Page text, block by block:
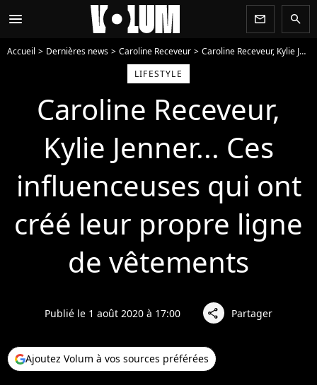
menu newsletter search
Accueil Dernières news Caroline Receveur
Caroline Receveur, Kylie Jenner... Ces influenceuses qui ont créé leur propre ligne de vêtements
LIFESTYLE
Caroline Receveur,
Kylie Jenner... Ces
influenceuses qui ont
créé leur propre ligne
de vêtements
Publié le 1 août 2020 à 17:00 share Partager
Ajoutez Volum à vos sources préférées